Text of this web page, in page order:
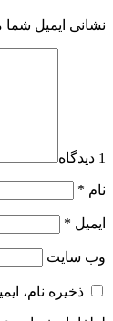
نشانی ایمیل
1 دیدگاه
نام *
ایمیل *
وب‌ سایت
ذخیره نام،